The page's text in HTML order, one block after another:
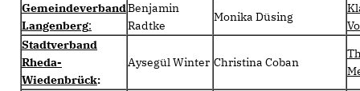
Gemeindeverband
Langenberg:
Benjamin
Radtke
Monika Düsing
Stadtverband
Rheda-
Wiedenbrück:
Aysegül Winter Christina Coban